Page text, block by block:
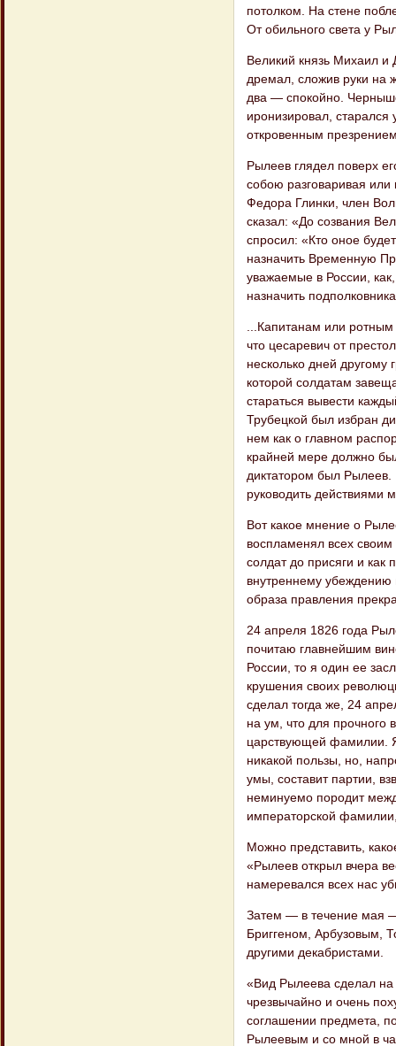
потолком. На стене
От обильного света у
Великий князь Михаил и
дремал, сложив руки на
два — спокойно.
иронизировал,
откровенным
Рылеев глядел поверх
собою разговаривая
Федора Глинки, член
сказал: «До созвания
спросил: «Кто оное
назначить Временную
уважаемые в России,
назначить
...Капитанам или
что цесаревич от
несколько дней другому
которой солдатам
стараться вывести
Трубецкой был избран
нем как о главном
крайней мере должно
диктатором был Рылеев.
руководить
Вот какое мнение о
воспламенял всех
солдат до присяги и как
внутреннему убеждению
образа правления
24 апреля 1826 года
почитаю главнейшим
России, то я один ее
крушения своих
сделал тогда же, 24
на ум, что для прочного
царствующей фамилии. Я
никакой пользы, но,
умы, составит партии,
неминуемо породит
императорской
Можно представить,
«Рылеев открыл вчера
намеревался всех нас
Затем — в течение мая
Бриггеном, Арбузовым,
другими декабристами.
«Вид Рылеева сделал
чрезвычайно и очень
соглашении предмета,
Рылеевым и со мной в